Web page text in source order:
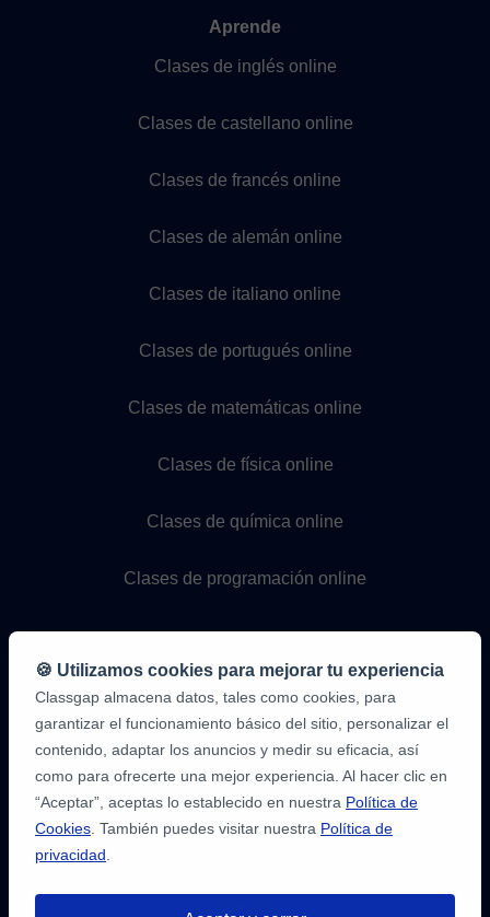
Aprende
Clases de inglés online
Clases de castellano online
Clases de francés online
Clases de alemán online
Clases de italiano online
Clases de portugués online
Clases de matemáticas online
Clases de física online
Clases de química online
Clases de programación online
9,6/10
1.339.284
opiniones
🍪 Utilizamos cookies para mejorar tu experiencia
Classgap almacena datos, tales como cookies, para
garantizar el funcionamiento básico del sitio, personalizar el
contenido, adaptar los anuncios y medir su eficacia, así
como para ofrecerte una mejor experiencia. Al hacer clic en
“Aceptar”, aceptas lo establecido en nuestra Política de
Cookies . También puedes visitar nuestra Política de
privacidad